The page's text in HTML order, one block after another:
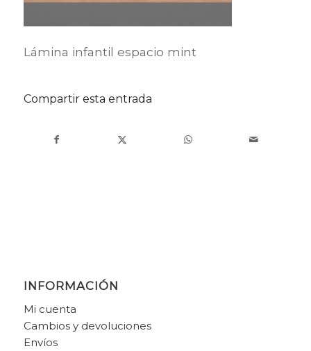
Lámina infantil espacio mint
Compartir esta entrada
INFORMACIÓN
Mi cuenta
Cambios y devoluciones
Envíos